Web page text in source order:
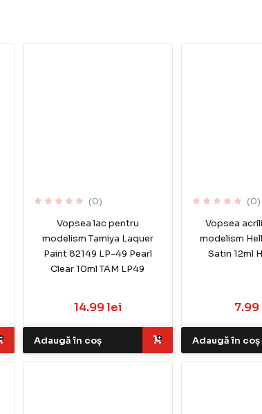
(0)
Vopsea lac pentru
modelism Tamiya Laquer
Paint 82149 LP-49 Pearl
Clear 10ml TAM LP49
14.99 lei
Adaugă în coș
(0)
Vopsea
modelism
Satin 12ml
Adaugă în coș